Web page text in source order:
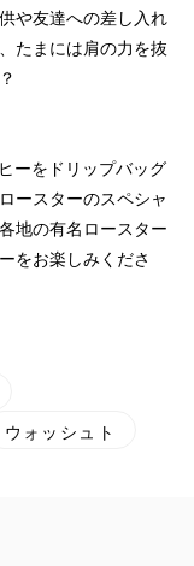
や友達への差し入れ
たまには肩の力を抜
ーをドリップバッグ
ースターのスペシャ
地の有名ロースター
をお楽しみくださ
ウォッシュト